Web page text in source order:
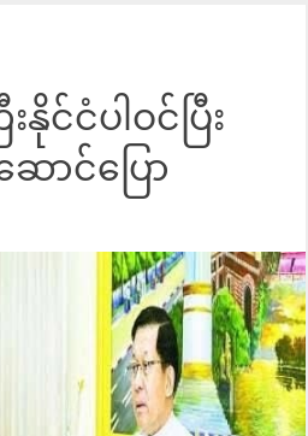
င်ငံပါဝင်ပြီး
ာင်ပြော